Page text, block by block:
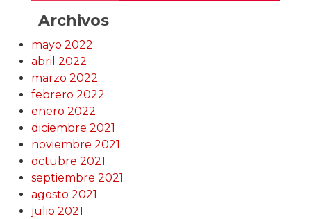
Archivos
mayo 2022
abril 2022
marzo 2022
febrero 2022
enero 2022
diciembre 2021
noviembre 2021
octubre 2021
septiembre 2021
agosto 2021
julio 2021